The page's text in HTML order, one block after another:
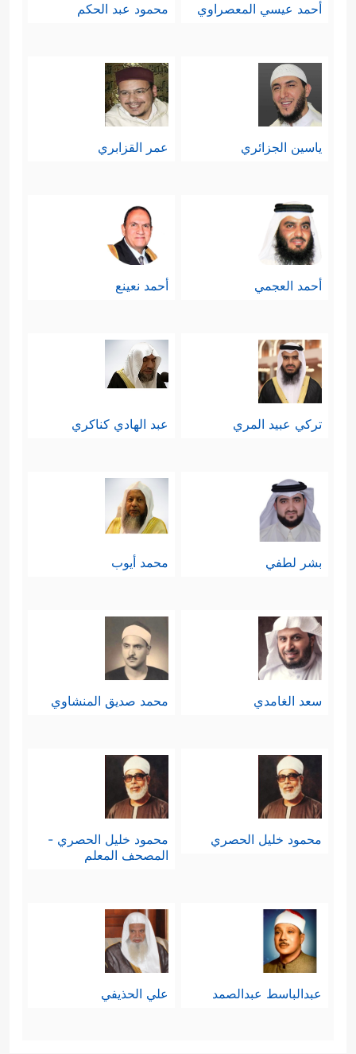
أحمد عيسي المعصراوي محمود عبد الحكم
ياسين الجزائري عمر القزابري
أحمد العجمي أحمد نعينع
تركي عبيد المري عبد الهادي كناكري
بشر لطفي محمد أيوب
سعد الغامدي محمد صديق المنشاوي
محمود خليل الحصري
محمود خليل الحصري -
المصحف المعلم
عبدالباسط عبدالصمد علي الحذيفي